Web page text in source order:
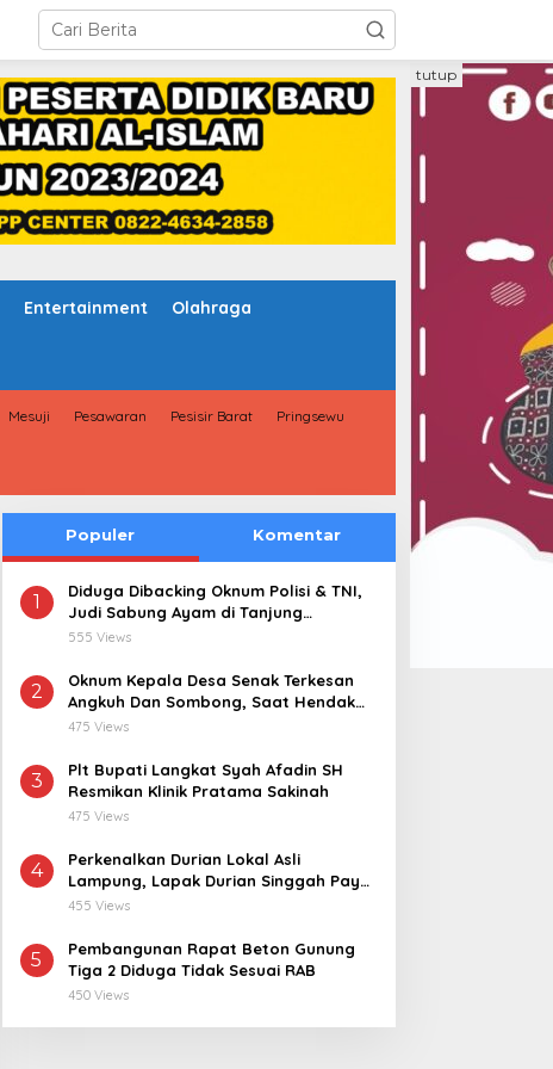
Entertainment Olahraga
Mesuji Pesawaran Pesisir Barat Pringsewu
tutup
Populer Komentar
1
Diduga Dibacking Oknum Polisi & TNI,
Judi Sabung Ayam di Tanjung
Kemuning “Kebal Hukum”
555 Views
2
Oknum Kepala Desa Senak Terkesan
Angkuh Dan Sombong, Saat Hendak
Dikonfirmasi Realisasi Dana Desa 2021-
475 Views
3
Plt Bupati Langkat Syah Afadin SH
Resmikan Klinik Pratama Sakinah
475 Views
4
Perkenalkan Durian Lokal Asli
Lampung, Lapak Durian Singgah Pay
kini Hadir di Lampung Timur
455 Views
5
Pembangunan Rapat Beton Gunung
Tiga 2 Diduga Tidak Sesuai RAB
450 Views